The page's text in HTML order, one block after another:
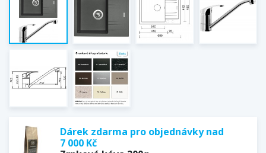
Dárek zdarma pro objednávky nad
7 000 Kč